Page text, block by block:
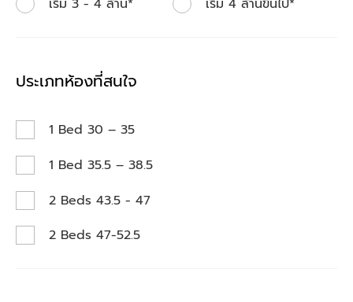
เริ่ม 3 - 4 ล้าน*
เริ่ม 4 ล้านขึ้นไป*
ประเภทห้องที่สนใจ
1 Bed 30 – 35
1 Bed 35.5 – 38.5
2 Beds 43.5 - 47
2 Beds 47-52.5